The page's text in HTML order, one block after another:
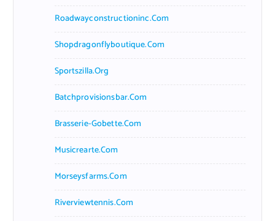
Roadwayconstructioninc.com
Shopdragonflyboutique.com
Sportszilla.org
Batchprovisionsbar.com
Brasserie-Gobette.com
Musicrearte.com
Morseysfarms.com
Riverviewtennis.com